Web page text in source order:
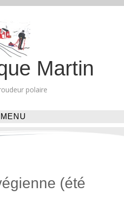
Martin
polaire
MENU
(été